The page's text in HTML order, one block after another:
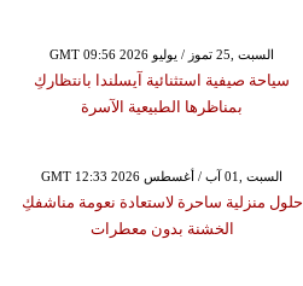
GMT 09:56 2026 السبت ,25 تموز / يوليو
سياحة صيفية استثنائية آيسلندا بانتظاركِ
بمناظرها الطبيعية الآسرة
GMT 12:33 2026 السبت ,01 آب / أغسطس
حلول منزلية ساحرة لاستعادة نعومة مناشفكِ
الخشنة بدون معطرات